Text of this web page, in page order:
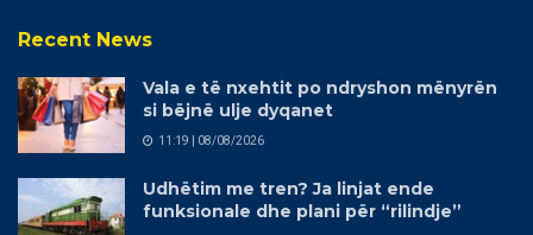
Recent News
Vala e të nxehtit po ndryshon mënyrën
si bëjnë ulje dyqanet
11:19 | 08/08/2026
Udhëtim me tren? Ja linjat ende
funksionale dhe plani për “rilindje”